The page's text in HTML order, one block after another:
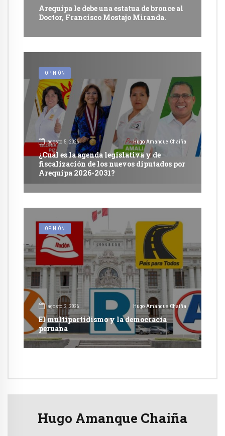
Arequipa le debe una estatua de bronce al
Doctor, Francisco Mostajo Miranda.
OPINIÓN
agosto 5, 2026 Hugo Amanque Chaiña
¿Cuál es la agenda legislativa y de
fiscalización de los nuevos diputados por
Arequipa 2026-2031?
OPINIÓN
agosto 2, 2026 Hugo Amanque Chaiña
El multipartidismo y la democracia
peruana
Hugo Amanque Chaiña